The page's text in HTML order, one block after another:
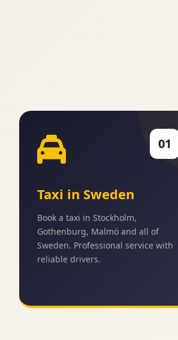
01
Taxi in Sweden
Book a taxi in Stockholm,
Gothenburg, Malmö and all of
Sweden. Professional service with
reliable drivers.